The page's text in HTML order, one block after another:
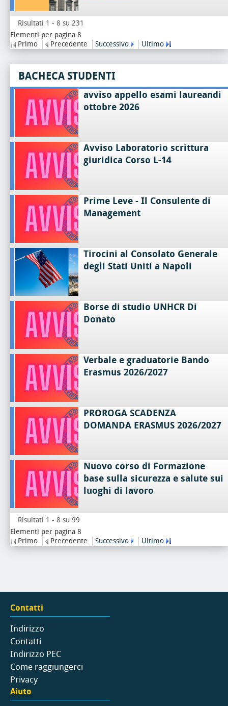
Risultati 1 - 8 su 231
Elementi per pagina 8
Primo
Precedente Successivo Ultimo
BACHECA STUDENTI
avviso appello esami laureandi
ottobre 2026
Avviso Laboratorio scrittura
giuridica Corso L-14
Prime Leve - Il Consulente di
Management
Tirocini al Consolato Generale
degli Stati Uniti a Napoli
Borse di studio UNHCR Di
Donato
Verbale e graduatorie Bando
Erasmus 2026/2027
PROROGA SCADENZA
DOMANDA ERASMUS 2026/2027
Nuovo corso di Formazione
base sulla sicurezza e salute sui
luoghi di lavoro
Risultati 1 - 8 su 99
Elementi per pagina 8
Primo
Precedente Successivo Ultimo
Contatti
Indirizzo
Contatti
Indirizzo PEC
Come raggiungerci
Privacy
Aiuto